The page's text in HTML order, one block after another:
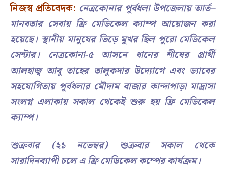
নিজস্ব প্রতিবেদক: নেত্রকোনার পূর্বধলা উপজেলায় আর্ত–
মানবতার সেবায় ফ্রি মেডিকেল ক্যাম্প আয়োজন করা
হয়েছে। স্থানীয় মানুষের ভিড়ে মুখর ছিল পুরো মেডিকেল
সেন্টার। নেত্রকোনা-৫ আসনে ধানের শীষের প্রার্থী
আলহাজ্ব আবু তাহের তালুকদার উদ্যোগে এবং ড্যাবের
সহযোগিতায় পূর্বধলার মৌদাম বাজার কান্দাপাড়া মাদ্রাসা
সংলগ্ন এলাকায় সকাল থেকেই শুরু হয় ফ্রি মেডিকেল
ক্যাম্প।
শুক্রবার (২১ নভেম্বর) শুক্রবার সকাল থেকে
সারাদিনব্যাপী চলে এ ফ্রি মেডিকেল কম্পের কার্যক্রম।